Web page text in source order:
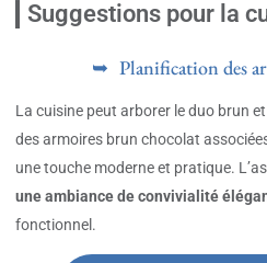
Suggestions pour la
Planification des
La cuisine peut arborer le duo brun
des armoires brun chocolat
une touche moderne et pratique.
une ambiance de convivialité
fonctionnel.